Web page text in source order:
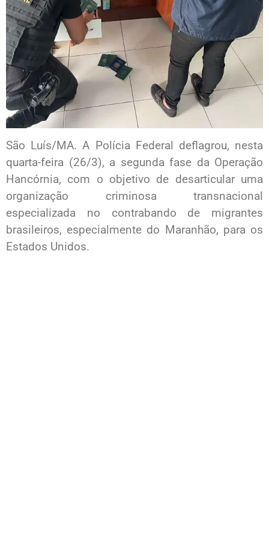
São Luís/MA. A Polícia Federal deflagrou, nesta
quarta-feira (26/3), a segunda fase da Operação
Hancórnia, com o objetivo de desarticular uma
organização criminosa transnacional
especializada no contrabando de migrantes
brasileiros, especialmente do Maranhão, para os
Estados Unidos.